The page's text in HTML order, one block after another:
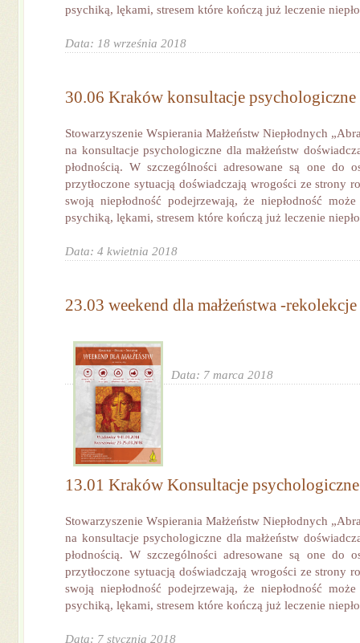
psychiką, lękami, stresem które kończą już leczenie
Data: 18 września 2018
30.06 Kraków konsultacje psychologiczne
Stowarzyszenie Wspierania Małżeństw Niepłodnych
na konsultacje psychologiczne dla małżeństw
płodnością. W szczególności adresowane są one do
przytłoczone sytuacją doświadczają wrogości ze strony
swoją niepłodność podejrzewają, że niepłodność
psychiką, lękami, stresem które kończą już leczenie
Data: 4 kwietnia 2018
23.03 weekend dla małżeństwa -
Data: 7 marca 2018
13.01 Kraków Konsultacje psychologiczne
Stowarzyszenie Wspierania Małżeństw Niepłodnych
na konsultacje psychologiczne dla małżeństw
płodnością. W szczególności adresowane są one do
przytłoczone sytuacją doświadczają wrogości ze strony
swoją niepłodność podejrzewają, że niepłodność
psychiką, lękami, stresem które kończą już leczenie
Data: 7 stycznia 2018